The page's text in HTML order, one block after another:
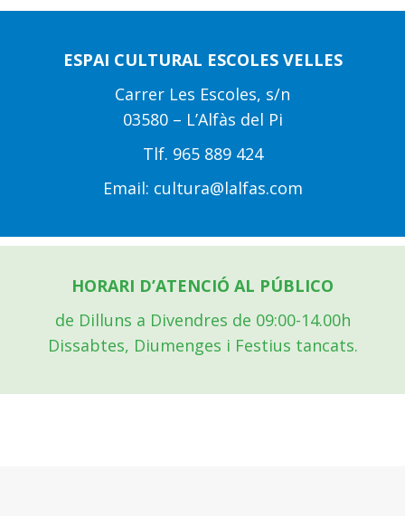
ESPAI CULTURAL ESCOLES VELLES
Carrer Les Escoles, s/n
03580 – L’Alfàs del Pi
Tlf. 965 889 424
Email: cultura@lalfas.com
HORARI D’ATENCIÓ AL PÚBLICO
de Dilluns a Divendres de 09:00-14.00h
Dissabtes, Diumenges i Festius tancats.